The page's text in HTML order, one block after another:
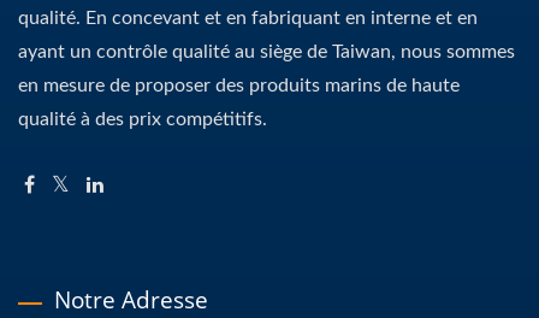
qualité. En concevant et en fabriquant en interne et en
ayant un contrôle qualité au siège de Taiwan, nous sommes
en mesure de proposer des produits marins de haute
qualité à des prix compétitifs.
Notre Adresse